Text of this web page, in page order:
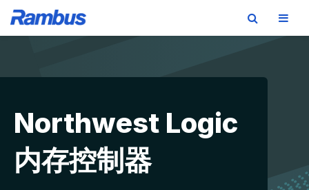
Northwest Logic
内存控制器